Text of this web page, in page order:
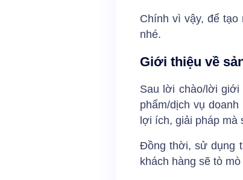
Chính vì vậy, để
nhé.
Giới thiệu về
Sau lời chào/lời giới
phẩm/dịch vụ
lợi ích, giải pháp mà
Đồng thời, sử dụng
khách hàng sẽ tò